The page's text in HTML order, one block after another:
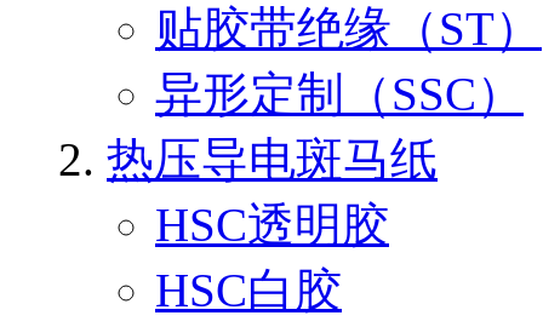
贴胶带绝缘（ST）
异形定制（SSC）
热压导电斑马纸
HSC透明胶
HSC白胶